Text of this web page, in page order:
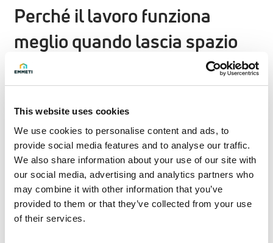
This website uses cookies
We use cookies to personalise content and ads, to
provide social media features and to analyse our traffic.
We also share information about your use of our site with
our social media, advertising and analytics partners who
may combine it with other information that you’ve
provided to them or that they’ve collected from your use
of their services.
Perché il lavoro funziona
meglio quando lascia spazio
anche al resto.
valore al tempo: quello che si vive, non quello che si
racconta.
Dal 16 al 20 marzo 2026, tutti i papà di Emmeti possono
usufruire di un’ora di permesso a carico dell’azienda, in
un giorno a scelta della settimana.
Un’ora non cambia il mondo, ma può cambiare una